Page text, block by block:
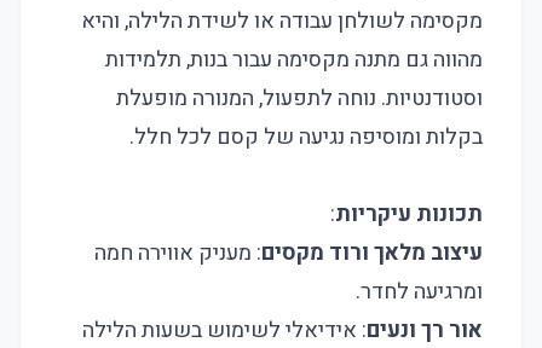
מקסימה לשולחן עבודה או לשידת הלילה, והיא
מהווה גם מתנה מקסימה עבור בנות, תלמידות
וסטודנטיות. נוחה לתפעול, המנורה מופעלת
בקלות ומוסיפה נגיעה של קסם לכל חלל.
תכונות עיקריות:
עיצוב מלאך ורוד מקסים: מעניק אווירה חמה
ומרגיעה לחדר.
אור רך ונעים: אידיאלי לשימוש בשעות הלילה